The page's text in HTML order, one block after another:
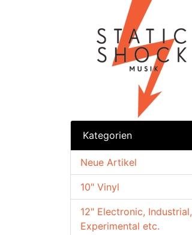
Kategorien
10" Vinyl
12" Electronic, Industrial,
Experimental etc.
Neue Artikel